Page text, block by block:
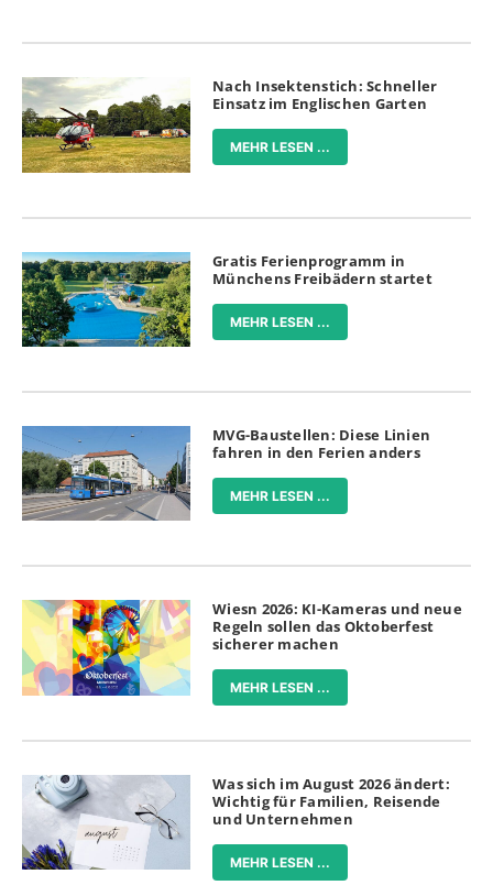
Nach Insektenstich: Schneller
Einsatz im Englischen Garten
MEHR LESEN ...
Gratis Ferienprogramm in
Münchens Freibädern startet
MEHR LESEN ...
MVG-Baustellen: Diese Linien
fahren in den Ferien anders
MEHR LESEN ...
Wiesn 2026: KI-Kameras und neue
Regeln sollen das Oktoberfest
sicherer machen
MEHR LESEN ...
Was sich im August 2026 ändert:
Wichtig für Familien, Reisende
und Unternehmen
MEHR LESEN ...